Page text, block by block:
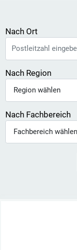
Nach Ort
Nach Region
Nach Fachbereich